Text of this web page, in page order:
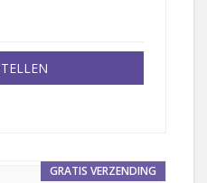
GRATIS VERZENDING